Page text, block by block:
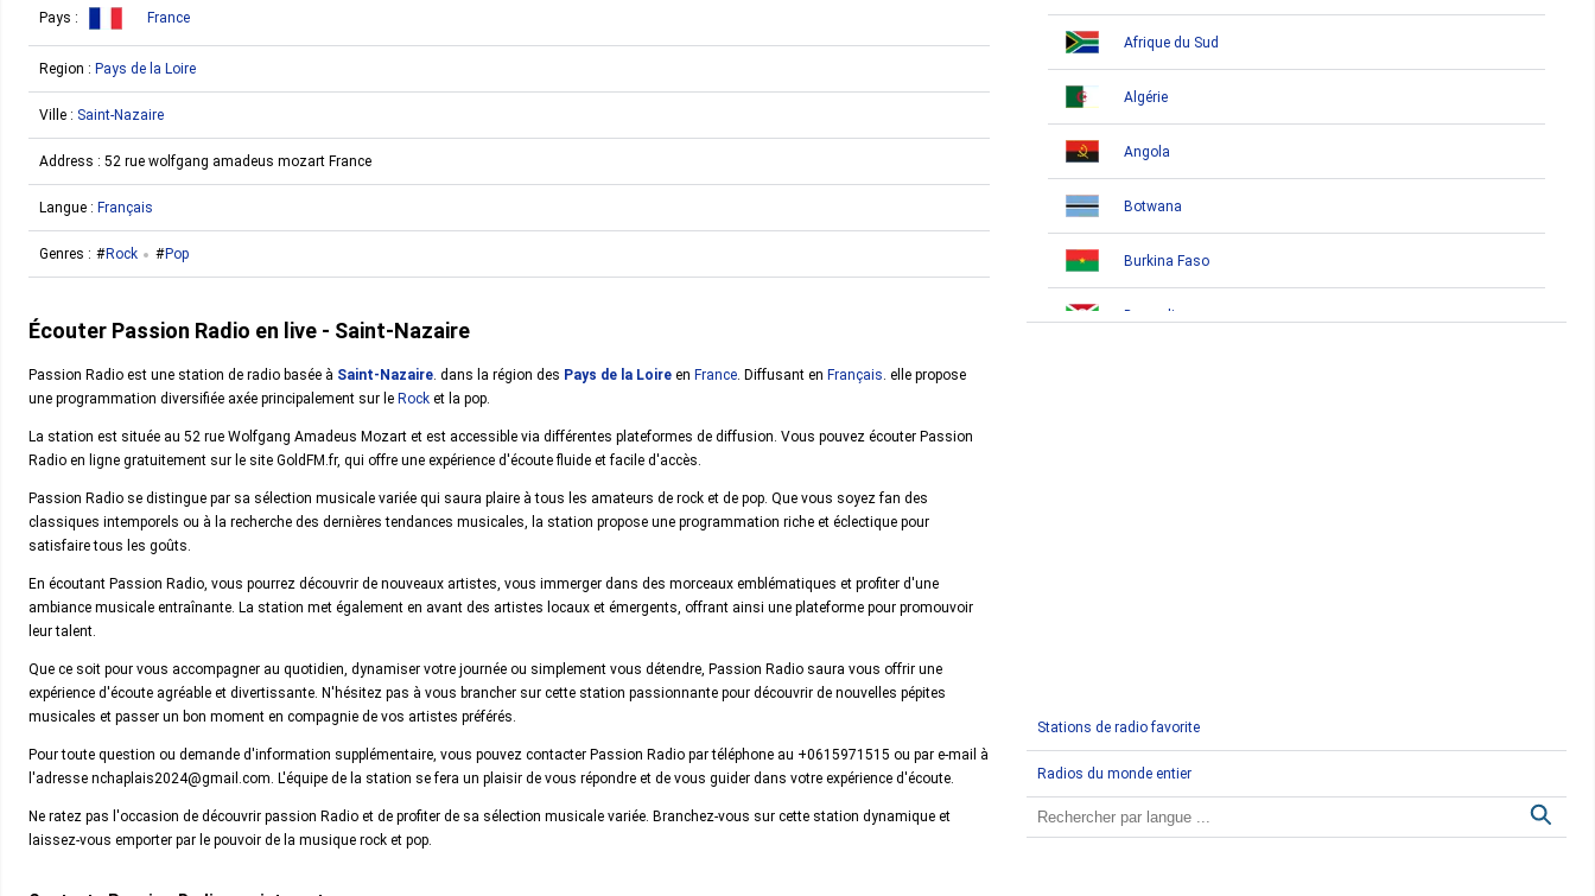
Pays : France
Region : Pays de la Loire
Ville : Saint-Nazaire
Address : 52 rue wolfgang amadeus mozart France
Langue : Français
Genres : Rock Pop
Écouter Passion Radio en live - Saint-Nazaire
Passion Radio est une station de radio basée à Saint-Nazaire. dans la région des Pays de la Loire en France. Diffusant en Français. elle propose
une programmation diversifiée axée principalement sur le Rock et la pop.
La station est située au 52 rue Wolfgang Amadeus Mozart et est accessible via différentes plateformes de diffusion. Vous pouvez écouter Passion
Radio en ligne gratuitement sur le site GoldFM.fr, qui offre une expérience d'écoute fluide et facile d'accès.
Passion Radio se distingue par sa sélection musicale variée qui saura plaire à tous les amateurs de rock et de pop. Que vous soyez fan des
classiques intemporels ou à la recherche des dernières tendances musicales, la station propose une programmation riche et éclectique pour
satisfaire tous les goûts.
En écoutant Passion Radio, vous pourrez découvrir de nouveaux artistes, vous immerger dans des morceaux emblématiques et profiter d'une
ambiance musicale entraînante. La station met également en avant des artistes locaux et émergents, offrant ainsi une plateforme pour promouvoir
leur talent.
Que ce soit pour vous accompagner au quotidien, dynamiser votre journée ou simplement vous détendre, Passion Radio saura vous offrir une
expérience d'écoute agréable et divertissante. N'hésitez pas à vous brancher sur cette station passionnante pour découvrir de nouvelles pépites
musicales et passer un bon moment en compagnie de vos artistes préférés.
Pour toute question ou demande d'information supplémentaire, vous pouvez contacter Passion Radio par téléphone au +0615971515 ou par e-mail à
l'adresse nchaplais2024@gmail.com. L'équipe de la station se fera un plaisir de vous répondre et de vous guider dans votre expérience d'écoute.
Ne ratez pas l'occasion de découvrir passion Radio et de profiter de sa sélection musicale variée. Branchez-vous sur cette station dynamique et
laissez-vous emporter par le pouvoir de la musique rock et pop.
Afrique du Sud
Algérie
Angola
Botwana
Burkina Faso
Burundi
Egypte
Stations de radio favorite
Radios du monde entier